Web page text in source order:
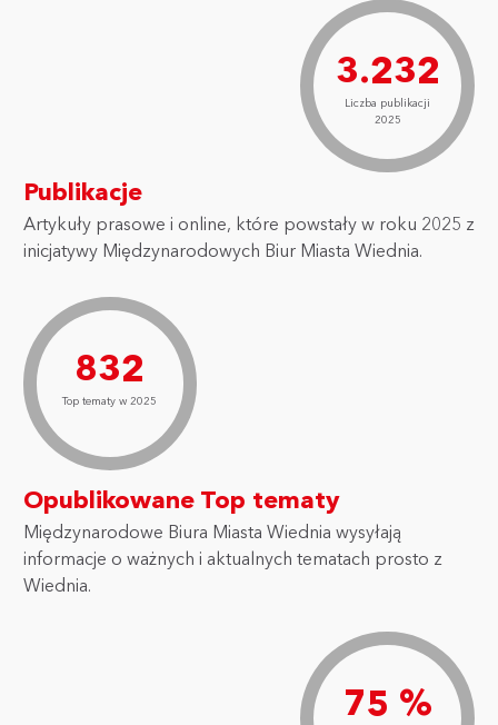
3.232
Liczba publikacji
2025
Publikacje
Artykuły prasowe i online, które powstały w roku 2025 z
inicjatywy Międzynarodowych Biur Miasta Wiednia.
832
Top tematy w 2025
Opublikowane Top tematy
Międzynarodowe Biura Miasta Wiednia wysyłają
informacje o ważnych i aktualnych tematach prosto z
Wiednia.
75 %